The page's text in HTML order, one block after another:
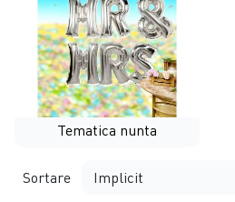
Tematica nunta
Sortare